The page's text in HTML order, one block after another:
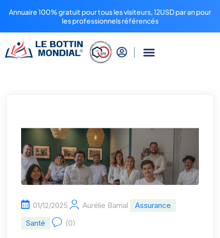
Annuaire 100% gratuit pour tous les visiteurs, 12USD par an pour
les professionnels référencés
01/12/2025 Aurélie Barrial
Assurance
Santé
(0)